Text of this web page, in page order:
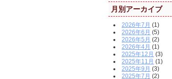
月別アーカイブ
2026年7月 (1)
2026年6月 (5)
2026年5月 (2)
2026年4月 (1)
2025年12月 (3)
2025年11月 (1)
2025年9月 (3)
2025年7月 (2)